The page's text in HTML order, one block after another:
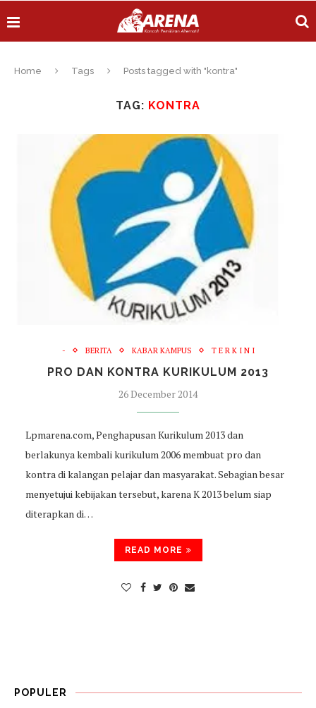
Home Tags Posts tagged with "kontra"
TAG: KONTRA
- BERITA KABAR KAMPUS T E R K I N I
PRO DAN KONTRA KURIKULUM 2013
26 December 2014
Lpmarena.com, Penghapusan Kurikulum 2013 dan
berlakunya kembali kurikulum 2006 membuat pro dan
kontra di kalangan pelajar dan masyarakat. Sebagian besar
menyetujui kebijakan tersebut, karena K 2013 belum siap
diterapkan di…
READ MORE
POPULER